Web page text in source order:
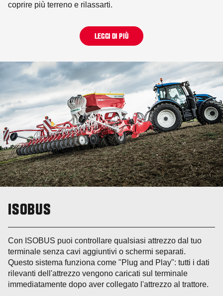
coprire più terreno e rilassarti.
LEGGI DI PIÙ
ISOBUS
Con ISOBUS puoi controllare qualsiasi attrezzo dal tuo
terminale senza cavi aggiuntivi o schermi separati.
Questo sistema funziona come "Plug and Play": tutti i dati
rilevanti dell'attrezzo vengono caricati sul terminale
immediatamente dopo aver collegato l'attrezzo al trattore.